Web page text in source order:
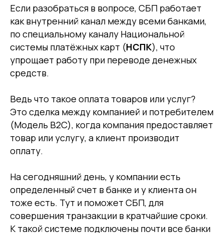
Если разобраться в вопросе, СБП работает
как внутренний канал между всеми банками,
по специальному каналу Национальной
системы платёжных карт (НСПК), что
упрощает работу при переводе денежных
средств.
Ведь что такое оплата товаров или услуг?
Это сделка между компанией и потребителем
(Модель B2C), когда компания предоставляет
товар или услугу, а клиент производит
оплату.
На сегодняшний день, у компании есть
определенный счет в банке и у клиента он
тоже есть. Тут и поможет СБП, для
совершения транзакции в кратчайшие сроки.
К такой системе подключены почти все банки